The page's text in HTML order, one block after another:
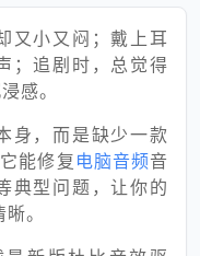
又小又闷；戴上耳
；追剧时，总觉得
感。
身，而是缺少一款
能修复电脑音频音
典型问题，让你的
。